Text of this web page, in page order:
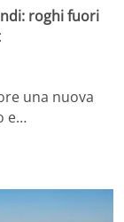
roghi fuori
una nuova
e…